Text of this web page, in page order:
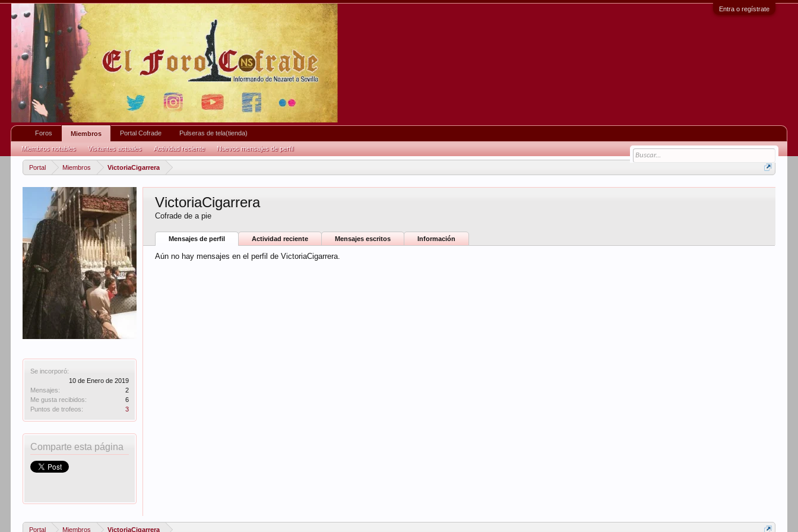
Entra o regístrate
Portal Miembros VictoriaCigarrera
Se incorporó:
10 de Enero de 2019
Mensajes:
2
Me gusta recibidos:
6
Puntos de trofeos:
3
Comparte esta página
VictoriaCigarrera
Cofrade de a pie
Mensajes de perfil Actividad reciente Mensajes escritos Información
Aún no hay mensajes en el perfil de VictoriaCigarrera.
Portal Miembros VictoriaCigarrera
Foros Miembros
Miembros notables Visitantes actuales Actividad reciente Nuevos mensajes de perfil
Portal Cofrade Pulseras de tela(tienda)